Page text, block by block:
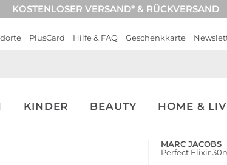
KOSTENLOSER VERSAND* & RÜCKVERSAND
PlusCard Hilfe & FAQ Geschenkkarte
KINDER BEAUTY HOME &
MARC JACOBS
Perfect Elixir